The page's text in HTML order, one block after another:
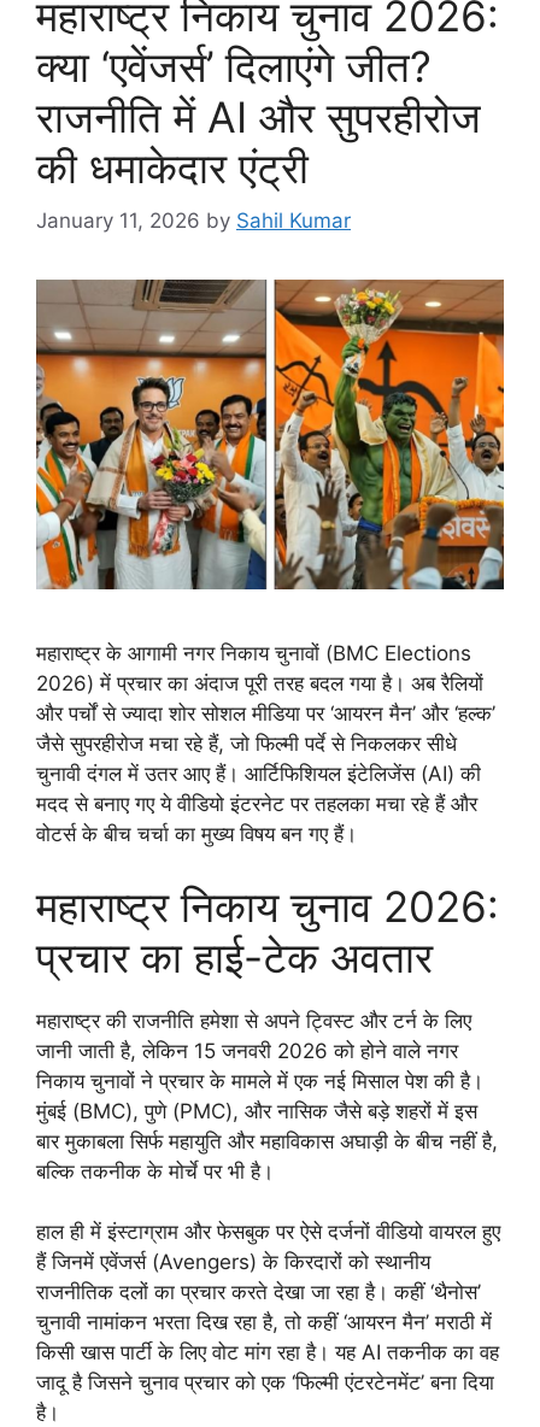
महाराष्ट्र निकाय चुनाव 2026:
क्या ‘एवेंजर्स’ दिलाएंगे जीत?
राजनीति में AI और सुपरहीरोज
की धमाकेदार एंट्री
January 11, 2026 by Sahil Kumar
महाराष्ट्र के आगामी नगर निकाय चुनावों (BMC Elections
2026) में प्रचार का अंदाज पूरी तरह बदल गया है। अब रैलियों
और पर्चों से ज्यादा शोर सोशल मीडिया पर ‘आयरन मैन’ और ‘हल्क’
जैसे सुपरहीरोज मचा रहे हैं, जो फिल्मी पर्दे से निकलकर सीधे
चुनावी दंगल में उतर आए हैं। आर्टिफिशियल इंटेलिजेंस (AI) की
मदद से बनाए गए ये वीडियो इंटरनेट पर तहलका मचा रहे हैं और
वोटर्स के बीच चर्चा का मुख्य विषय बन गए हैं।
महाराष्ट्र निकाय चुनाव 2026:
प्रचार का हाई-टेक अवतार
महाराष्ट्र की राजनीति हमेशा से अपने ट्विस्ट और टर्न के लिए
जानी जाती है, लेकिन 15 जनवरी 2026 को होने वाले नगर
निकाय चुनावों ने प्रचार के मामले में एक नई मिसाल पेश की है।
मुंबई (BMC), पुणे (PMC), और नासिक जैसे बड़े शहरों में इस
बार मुकाबला सिर्फ महायुति और महाविकास अघाड़ी के बीच नहीं है,
बल्कि तकनीक के मोर्चे पर भी है।
हाल ही में इंस्टाग्राम और फेसबुक पर ऐसे दर्जनों वीडियो वायरल हुए
हैं जिनमें एवेंजर्स (Avengers) के किरदारों को स्थानीय
राजनीतिक दलों का प्रचार करते देखा जा रहा है। कहीं ‘थैनोस’
चुनावी नामांकन भरता दिख रहा है, तो कहीं ‘आयरन मैन’ मराठी में
किसी खास पार्टी के लिए वोट मांग रहा है। यह AI तकनीक का वह
जादू है जिसने चुनाव प्रचार को एक ‘फिल्मी एंटरटेनमेंट’ बना दिया
है।